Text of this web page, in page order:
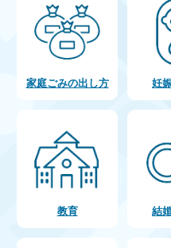
家庭ごみの出し方 妊
教育 結